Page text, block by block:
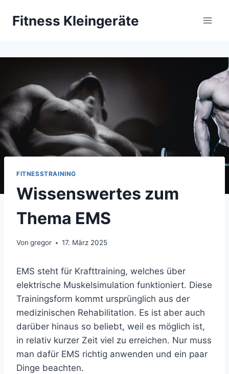
InhaltFitness Kleingeräte
FITNESSTRAINING
Wissenswertes zum
Thema EMS
Von gregor 17. März 2025
EMS steht für Krafttraining, welches über
elektrische Muskelsimulation funktioniert. Diese
Trainingsform kommt ursprünglich aus der
medizinischen Rehabilitation. Es ist aber auch
darüber hinaus so beliebt, weil es möglich ist,
in relativ kurzer Zeit viel zu erreichen. Nur muss
man dafür EMS richtig anwenden und ein paar
Dinge beachten.